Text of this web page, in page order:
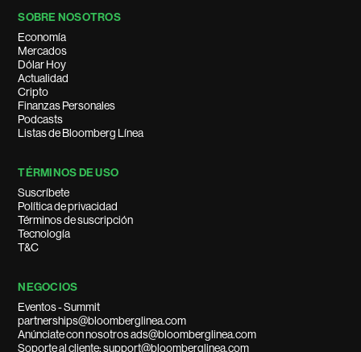
SOBRE NOSOTROS
Economía
Mercados
Dólar Hoy
Actualidad
Cripto
Finanzas Personales
Podcasts
Listas de Bloomberg Línea
TÉRMINOS DE USO
Suscríbete
Política de privacidad
Términos de suscripción
Tecnología
T&C
NEGOCIOS
Eventos - Summit
partnerships@bloomberglinea.com
Anúnciate con nosotros ads@bloomberglinea.com
Soporte al cliente: support@bloomberglinea.com